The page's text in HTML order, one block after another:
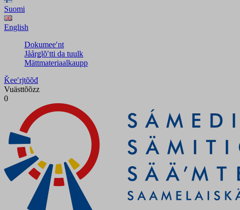
Suomi
English
Dokumeeʹnt
Jåårǥlõʹtti da tuulk
Mättmateriaalkaupp
Ǩeeʹrjtõõđ
Vuästtõõzz
0